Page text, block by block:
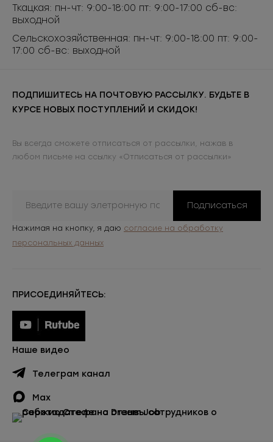
Ткацкая: пн-чт: 9:00-18:00 пт: 9:00-17:00 сб-вс:
выходной
Сельскохозяйственная: пн-чт: 9:00-18:00 пт: 9:00-
17:00 сб-вс: выходной
ПОДПИШИТЕСЬ НА ПОЧТОВУЮ РАССЫЛКУ. БУДЬТЕ В
КУРСЕ НОВЫХ ПОСТУПЛЕНИЙ И СКИДОК!
Вы всегда сможете отписаться от рассылки, нажав в
любом письме на ссылку «Отписаться от рассылки»
Подписаться
Нажимая на кнопку, я даю согласие на обработку
персональных данных
ПРИСОЕДИНЯЙТЕСЬ:
Наше видео
Телеграм канал
Max